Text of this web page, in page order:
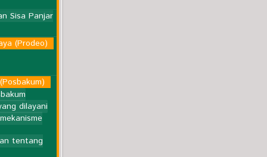
Sisa Panjar
(Prodeo)
dilayani
tentang